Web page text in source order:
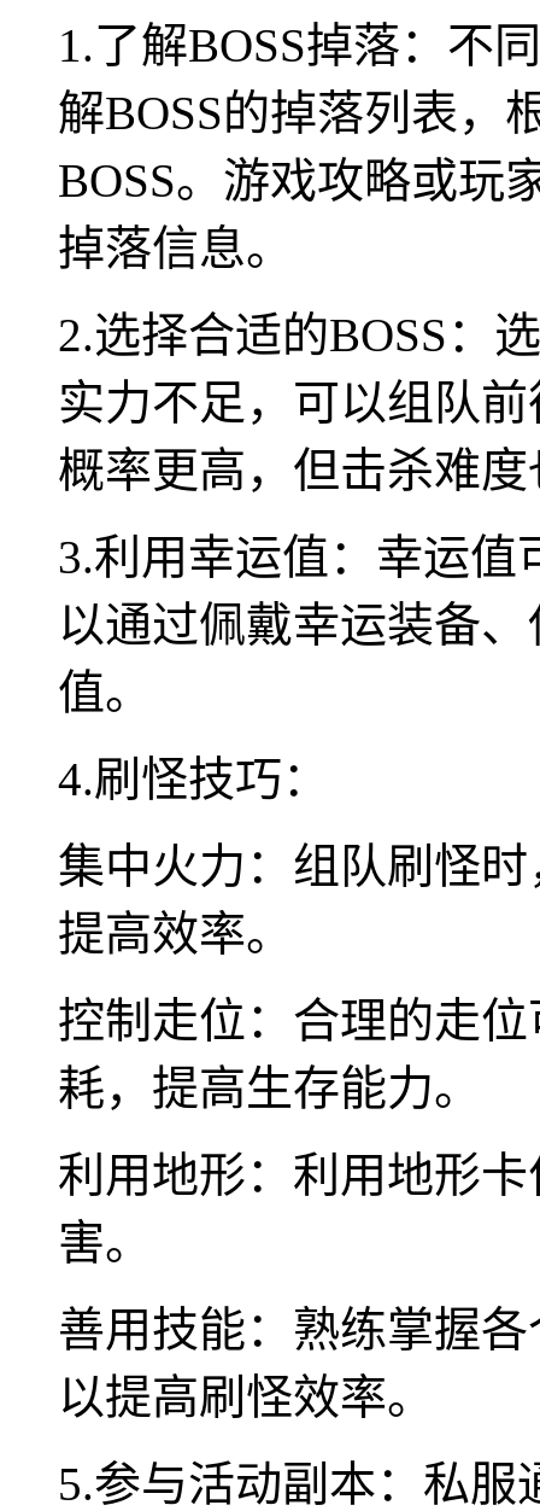
1.了解BOSS掉落：不
解BOSS的掉落列表，
BOSS。游戏攻略或玩
掉落信息。
2.选择合适的BOSS：
实力不足，可以组队
概率更高，但击杀难
3.利用幸运值：幸运
以通过佩戴幸运装备
值。
4.刷怪技巧：
集中火力：组队刷怪
提高效率。
控制走位：合理的走
耗，提高生存能力。
利用地形：利用地形
害。
善用技能：熟练掌握
以提高刷怪效率。
5.参与活动副本：私